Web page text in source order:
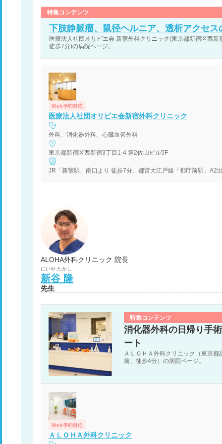
特集コンテンツ
下肢静脈瘤、鼠径ヘルニア、透析アクセ
医療法人社団オリビエ会 新宿外科クリニック(東京都新宿区西
徒歩7分)の病院ページ。
Web予約対応
医療法人社団オリビエ会新宿外科クリニック
外科、消化器外科、心臓血管外科
東京都新宿区西新宿3丁目1-4 第2佐山ビル5F
ALOHA外科クリニック 院長
にいや たかし
新谷 隆
先生
特集コンテンツ
消化器外科の日帰り手
ート
ＡＬＯＨＡ外科クリニック（東京
前」徒歩4分）の病院ページ。
Web予約対応
ＡＬＯＨＡ外科クリニック